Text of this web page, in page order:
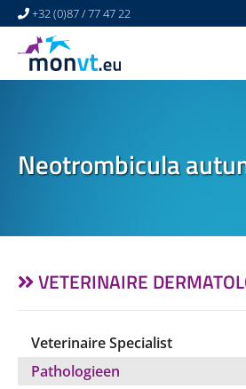
+32 (0)87 / 77 47 22
VETERINAIRE DERMATOLOGIE
LINKS
VIDEO GALLERY
Neotrombicula
VETERINAIRE
Veterinaire Specialist
Pathologieen